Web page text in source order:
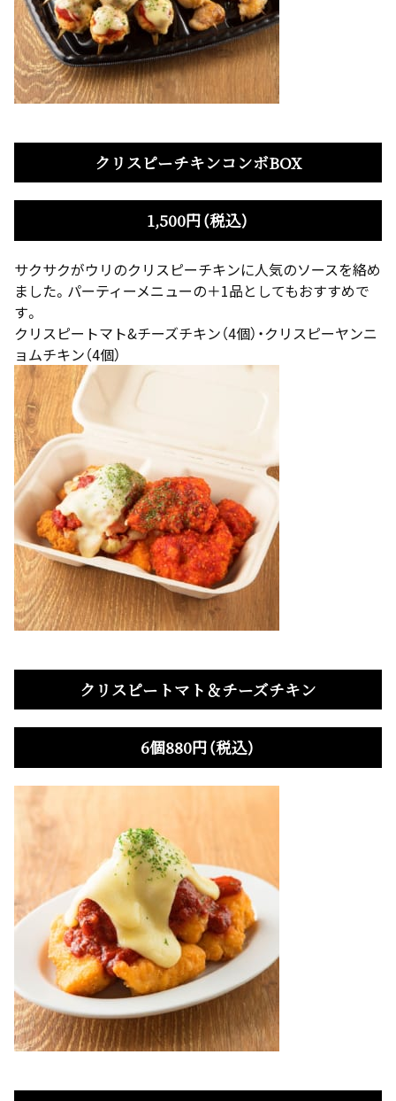
クリスピーチキンコンボBOX
1,500円（税込）
サクサクがウリのクリスピーチキンに人気のソースを絡め
ました。パーティーメニューの＋1品としてもおすすめで
す。
クリスピートマト&チーズチキン（4個）・クリスピーヤンニ
ョムチキン（4個）
クリスピートマト＆チーズチキン
6個880円（税込）